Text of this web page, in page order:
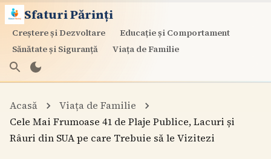
Sfaturi Părinți
Creștere și Dezvoltare
Educație și Comportament
Sănătate și Siguranță
Viața de Familie
Acasă
Viața de Familie
Cele Mai Frumoase 41 de Plaje Publice, Lacuri și
Râuri din SUA pe care Trebuie să le Vizitezi